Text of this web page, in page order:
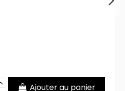
Ajouter au panier